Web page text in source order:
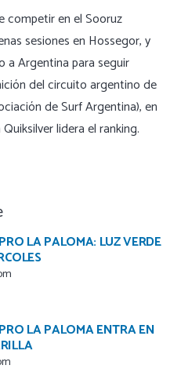
competir en el Sooruz
sesiones en Hossegor, y
a Argentina para seguir
del circuito argentino de
de Surf Argentina), en
lidera el ranking.
LA PALOMA: LUZ VERDE
LA PALOMA ENTRA EN